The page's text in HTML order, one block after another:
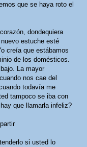
que se haya roto el
dondequiera
estuche esté
creía que estábamos
de los domésticos.
La mayor
nos cae del
todavía me
tampoco se iba con
que llamarla infeliz?
si usted lo